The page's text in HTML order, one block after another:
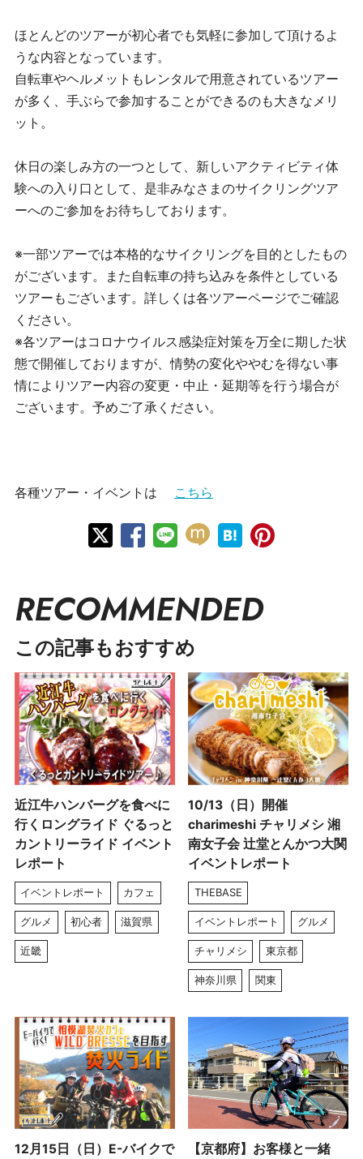
ほとんどのツアーが初心者でも気軽に参加して頂けるよ
うな内容となっています。
自転車やヘルメットもレンタルで用意されているツアー
が多く、手ぶらで参加することができるのも大きなメリ
ット。
休日の楽しみ方の一つとして、新しいアクティビティ体
験への入り口として、是非みなさまのサイクリングツア
ーへのご参加をお待ちしております。
※一部ツアーでは本格的なサイクリングを目的としたもの
がございます。また自転車の持ち込みを条件としている
ツアーもございます。詳しくは各ツアーページでご確認
ください。
※各ツアーはコロナウイルス感染症対策を万全に期した状
態で開催しておりますが、情勢の変化ややむを得ない事
情によりツアー内容の変更・中止・延期等を行う場合が
ございます。予めご了承ください。
各種ツアー・イベントは こちら
RECOMMENDED
この記事もおすすめ
近江牛ハンバーグを食べに
行くロングライド ぐるっと
カントリーライド イベント
レポート
イベントレポート カフェ
グルメ 初心者 滋賀県
近畿
10/13（日）開催
charimeshi チャリメシ 湘
南女子会 辻堂とんかつ大関
イベントレポート
THEBASE
イベントレポート グルメ
チャリメシ 東京都
神奈川県 関東
12月15日（日）E-バイクで
【京都府】お客様と一緒